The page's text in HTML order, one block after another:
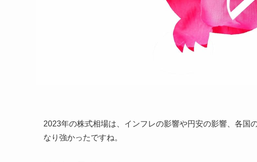
2023年の株式相場は、インフレの影響や円安の影響、各国
なり強かったですね。